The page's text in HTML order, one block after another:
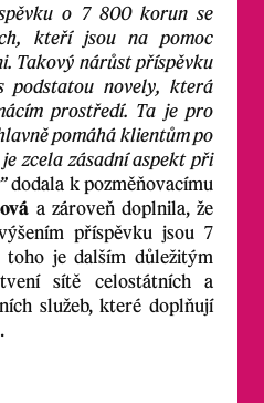
o 7 800 korun se
kteří jsou na pomoc
Takový nárůst příspěvku
podstatou novely, která
prostředí. Ta je pro
pomáhá klientům po
zcela zásadní aspekt při
dodala k pozměňovacímu
a zároveň doplnila, že
příspěvku jsou 7
je dalším důležitým
sítě celostátních a
služeb, které doplňují